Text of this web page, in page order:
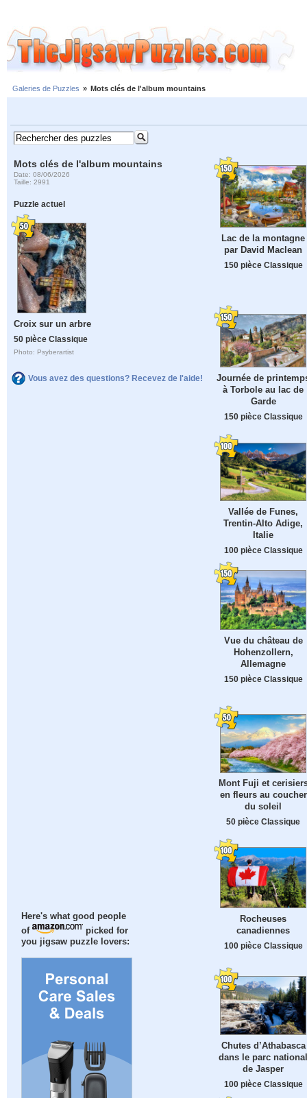
Galeries de Puzzles » Mots clés de l'album mountains
Mots clés de l'album mountains
Date: 08/06/2026
Taille: 2991
Puzzle actuel
Croix sur un arbre
50 pièce Classique
Photo: Psyberartist
Vous avez des questions? Recevez de l'aide!
Here's what good people
of
picked for
you jigsaw puzzle lovers:
Lac de la montagne
par David Maclean
150 pièce Classique
Journée de
à Torbole au lac de
Garde
150 pièce Classique
Vallée de Funes,
Trentin-Alto Adige,
Italie
100 pièce Classique
Vue du château de
Hohenzollern,
Allemagne
150 pièce Classique
Mont Fuji et
en fleurs au coucher
du soleil
50 pièce Classique
Rocheuses
canadiennes
100 pièce Classique
Chutes d’Athabasca
dans le parc national
de Jasper
100 pièce Classique